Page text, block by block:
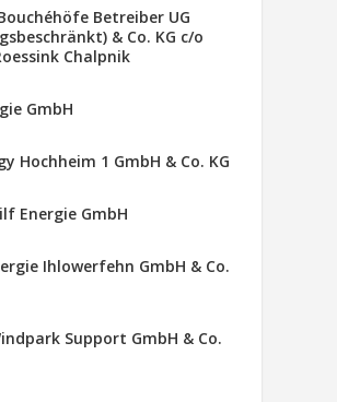
Betreiber UG
& Co. KG c/o
Chalpnik
GmbH
Hochheim 1 GmbH & Co. KG
Energie GmbH
Ihlowerfehn GmbH & Co.
Support GmbH & Co.